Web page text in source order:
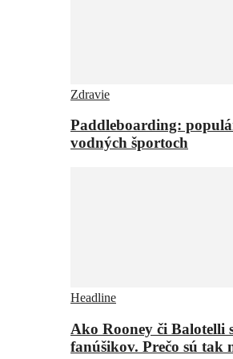
Zdravie
Paddleboarding:
vodných športoch
Headline
Ako Rooney či Balotelli
fanúšikov. Prečo sú tak